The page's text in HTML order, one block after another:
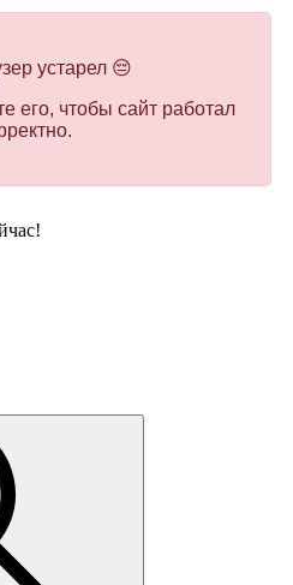
устарел 😔
его, чтобы сайт работал